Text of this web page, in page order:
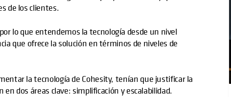
de los clientes.
lo que entendemos la tecnología desde un nivel
que ofrece la solución en términos de niveles de
la tecnología de Cohesity, tenían que justificar la
dos áreas clave: simplificación y escalabilidad.